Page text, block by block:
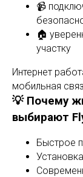
📹
🏠
участку
Интернет
мобильная
💡 Почему
выбирают
Быстрое